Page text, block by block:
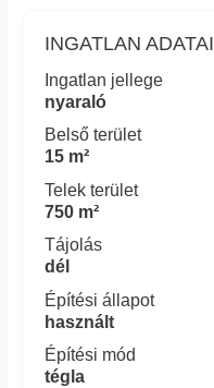
INGATLAN ADATAI
Ingatlan jellege
nyaraló
Belső terület
15 m²
Telek terület
750 m²
Tájolás
dél
Építési állapot
használt
Építési mód
tégla